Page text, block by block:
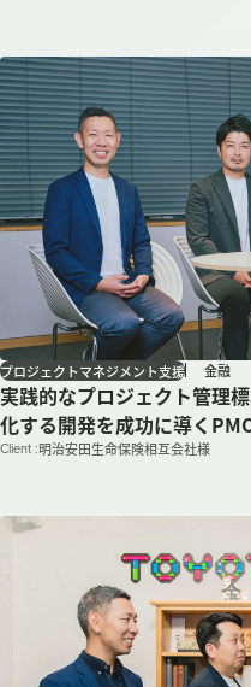
実践的なプロジェクト管理
化する開発を成功に導く
Client :明治安田生命保険相互会社様
プロジェクトマネジメント支援 金融